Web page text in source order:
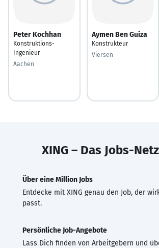
Peter Kochhan
Konstruktions-
Ingenieur
Aachen
Aymen Ben Guiza
Konstrukteur
Viersen
XING – Das Jobs-
Über eine Million Jobs
Entdecke mit XING genau den Job, der
passt.
Persönliche Job-Angebote
Lass Dich finden von Arbeitgebern und